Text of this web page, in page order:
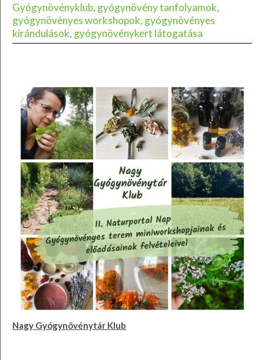
Gyógynövényklub, gyógynövény tanfolyamok,
gyógynövényes workshopok, gyógynövényes
kirándulások, gyógynövénykert látogatása
Nagy Gyógynövénytár Klub